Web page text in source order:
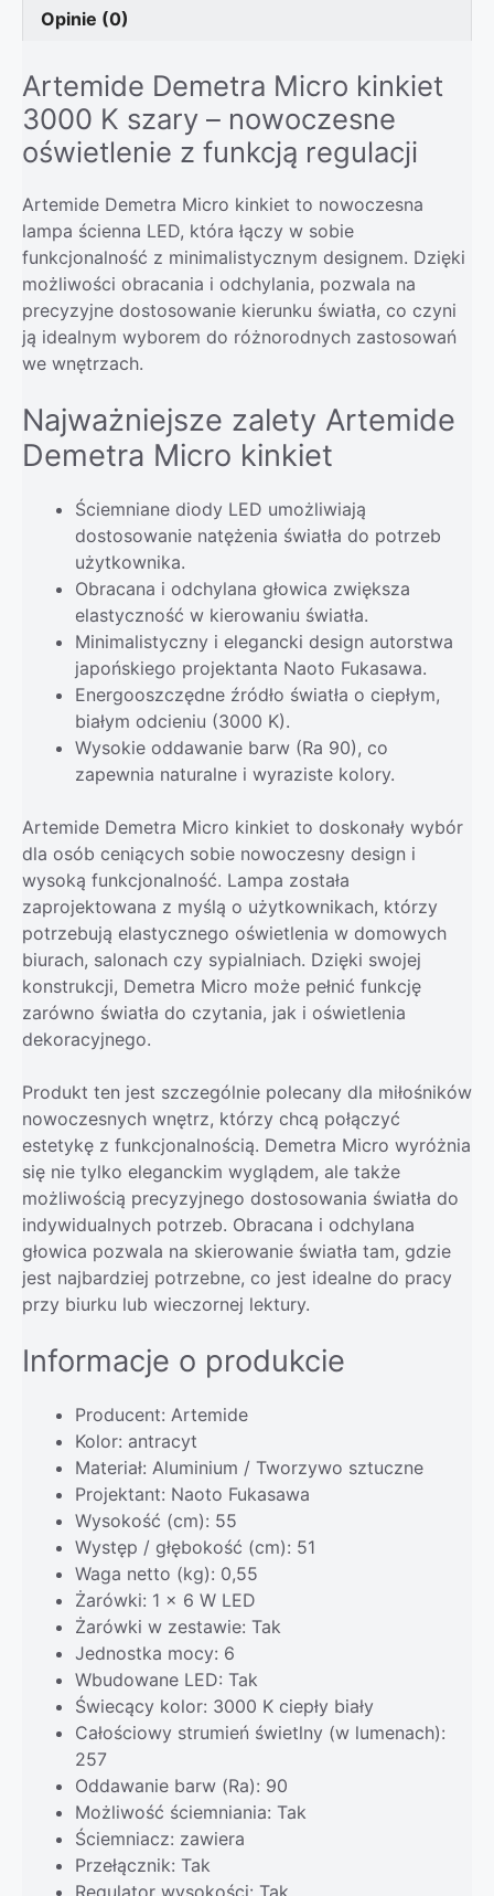
Opinie (0)
Artemide Demetra Micro kinkiet
3000 K szary – nowoczesne
oświetlenie z funkcją regulacji
Artemide Demetra Micro kinkiet to nowoczesna
lampa ścienna LED, która łączy w sobie
funkcjonalność z minimalistycznym designem. Dzięki
możliwości obracania i odchylania, pozwala na
precyzyjne dostosowanie kierunku światła, co czyni
ją idealnym wyborem do różnorodnych zastosowań
we wnętrzach.
Najważniejsze zalety Artemide
Demetra Micro kinkiet
Ściemniane diody LED umożliwiają
dostosowanie natężenia światła do potrzeb
użytkownika.
Obracana i odchylana głowica zwiększa
elastyczność w kierowaniu światła.
Minimalistyczny i elegancki design autorstwa
japońskiego projektanta Naoto Fukasawa.
Energooszczędne źródło światła o ciepłym,
białym odcieniu (3000 K).
Wysokie oddawanie barw (Ra 90), co
zapewnia naturalne i wyraziste kolory.
Artemide Demetra Micro kinkiet to doskonały wybór
dla osób ceniących sobie nowoczesny design i
wysoką funkcjonalność. Lampa została
zaprojektowana z myślą o użytkownikach, którzy
potrzebują elastycznego oświetlenia w domowych
biurach, salonach czy sypialniach. Dzięki swojej
konstrukcji, Demetra Micro może pełnić funkcję
zarówno światła do czytania, jak i oświetlenia
dekoracyjnego.
Produkt ten jest szczególnie polecany dla miłośników
nowoczesnych wnętrz, którzy chcą połączyć
estetykę z funkcjonalnością. Demetra Micro wyróżnia
się nie tylko eleganckim wyglądem, ale także
możliwością precyzyjnego dostosowania światła do
indywidualnych potrzeb. Obracana i odchylana
głowica pozwala na skierowanie światła tam, gdzie
jest najbardziej potrzebne, co jest idealne do pracy
przy biurku lub wieczornej lektury.
Informacje o produkcie
Producent: Artemide
Kolor: antracyt
Materiał: Aluminium / Tworzywo sztuczne
Projektant: Naoto Fukasawa
Wysokość (cm): 55
Występ / głębokość (cm): 51
Waga netto (kg): 0,55
Żarówki: 1 x 6 W LED
Żarówki w zestawie: Tak
Jednostka mocy: 6
Wbudowane LED: Tak
Świecący kolor: 3000 K ciepły biały
Całościowy strumień świetlny (w lumenach):
257
Oddawanie barw (Ra): 90
Możliwość ściemniania: Tak
Ściemniacz: zawiera
Przełącznik: Tak
Regulator wysokości: Tak